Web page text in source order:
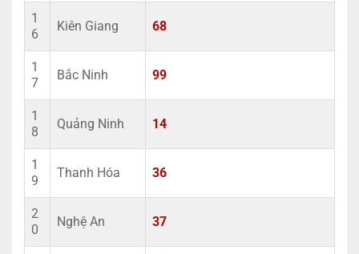
1
6
Kiên Giang 68
1
7
Bắc Ninh 99
1
8
Quảng Ninh 14
1
9
Thanh Hóa 36
2
0
Nghệ An 37